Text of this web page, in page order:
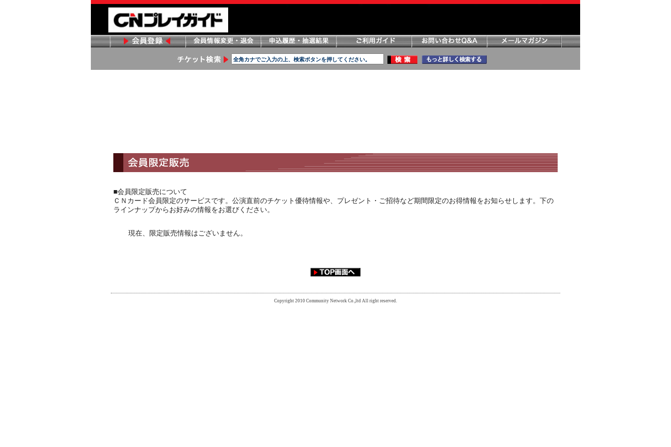
■会員限定販売について
ＣＮカード会員限定のサービスです。公演直前のチケット優待情報や、プレゼント・ご招待など期間限定のお得情報をお知らせします。下の
ラインナップからお好みの情報をお選びください。
現在、限定販売情報はございません。
Copyright 2010 Community Network Co.,ltd All right reserved.